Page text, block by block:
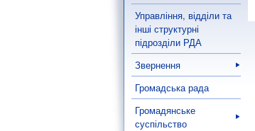
Управління, відділи та
інші структурні
підрозділи РДА
Звернення
Громадська рада
Громадянське
суспільство